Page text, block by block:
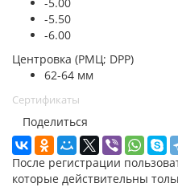
-5.50
-6.00
Центровка (РМЦ; DPP)
62-64 мм
Сертификаты
Поделиться
После регистрации
которые действительны